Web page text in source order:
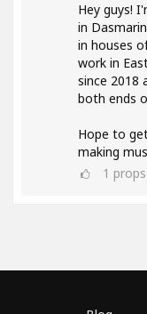
Hey guys!
in
in houses
work in
since 2018
both ends
Hope to
making
1 props